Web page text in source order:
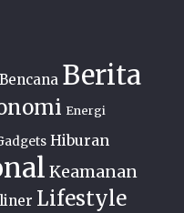
Bencana Berita
Energi
Hiburan
Keamanan
Lifestyle